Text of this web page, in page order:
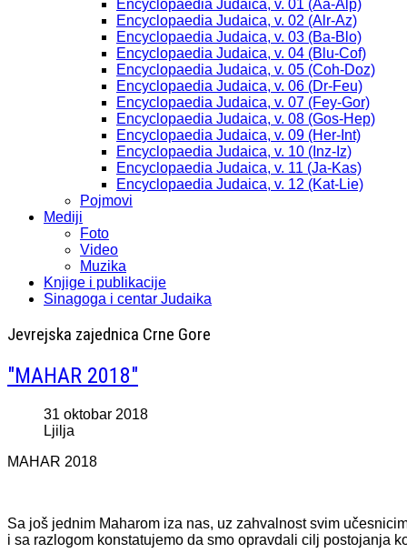
Encyclopaedia Judaica, v. 01 (Aa-Alp)
Encyclopaedia Judaica, v. 02 (Alr-Az)
Encyclopaedia Judaica, v. 03 (Ba-Blo)
Encyclopaedia Judaica, v. 04 (Blu-Cof)
Encyclopaedia Judaica, v. 05 (Coh-Doz)
Encyclopaedia Judaica, v. 06 (Dr-Feu)
Encyclopaedia Judaica, v. 07 (Fey-Gor)
Encyclopaedia Judaica, v. 08 (Gos-Hep)
Encyclopaedia Judaica, v. 09 (Her-Int)
Encyclopaedia Judaica, v. 10 (Inz-Iz)
Encyclopaedia Judaica, v. 11 (Ja-Kas)
Encyclopaedia Judaica, v. 12 (Kat-Lie)
Pojmovi
Mediji
Foto
Video
Muzika
Knjige i publikacije
Sinagoga i centar Judaika
Jevrejska zajednica Crne Gore
"MAHAR 2018"
31 oktobar 2018
Ljilja
MAHAR 2018
Sa još jednim Maharom iza nas, uz zahvalnost svim
i sa razlogom konstatujemo da smo opravdali cilj postojanja